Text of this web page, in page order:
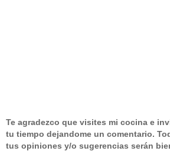
Te agradezco que visites mi cocina e
tu tiempo dejandome un comentario.
tus opiniones y/o sugerencias serán